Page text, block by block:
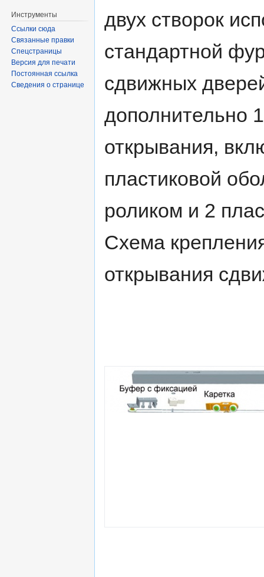
двух створок
стандартной
сдвижных
дополнительно
открывания,
пластиковой
роликом и 2
Схема
открывания
Инструменты
Ссылки сюда
Связанные правки
Спецстраницы
Версия для печати
Постоянная ссылка
Сведения о странице